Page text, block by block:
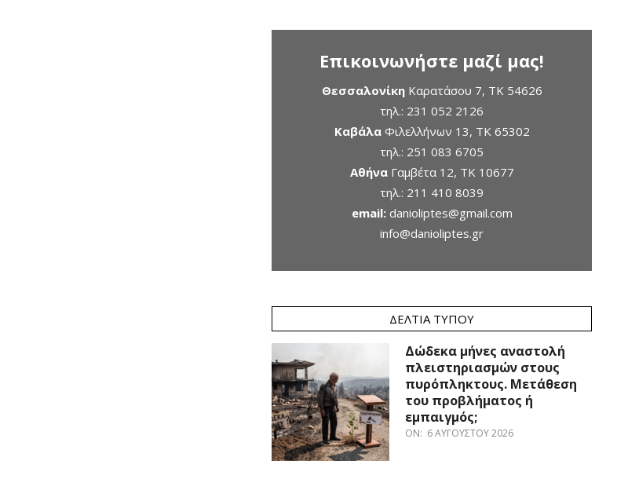
Επικοινωνήστε μαζί μας!
ΘεσσαλονίκηΚαρατάσου 7, TK 54626
τηλ.: 231 052 2126
ΚαβάλαΦιλελλήνων 13, ΤΚ 65302
τηλ.: 251 083 6705
ΑθήναΓαμβέτα 12, ΤΚ 10677
τηλ.: 211 410 8039
email: danioliptes@gmail.com
info@danioliptes.gr
ΔΕΛΤΊΑ ΤΎΠΟΥ
Δώδεκα μήνες αναστολή
πλειστηριασμών στους
πυρόπληκτους. Μετάθεση
του προβλήματος ή
εμπαιγμός;
ON: 6 ΑΥΓΟΎΣΤΟΥ 2026